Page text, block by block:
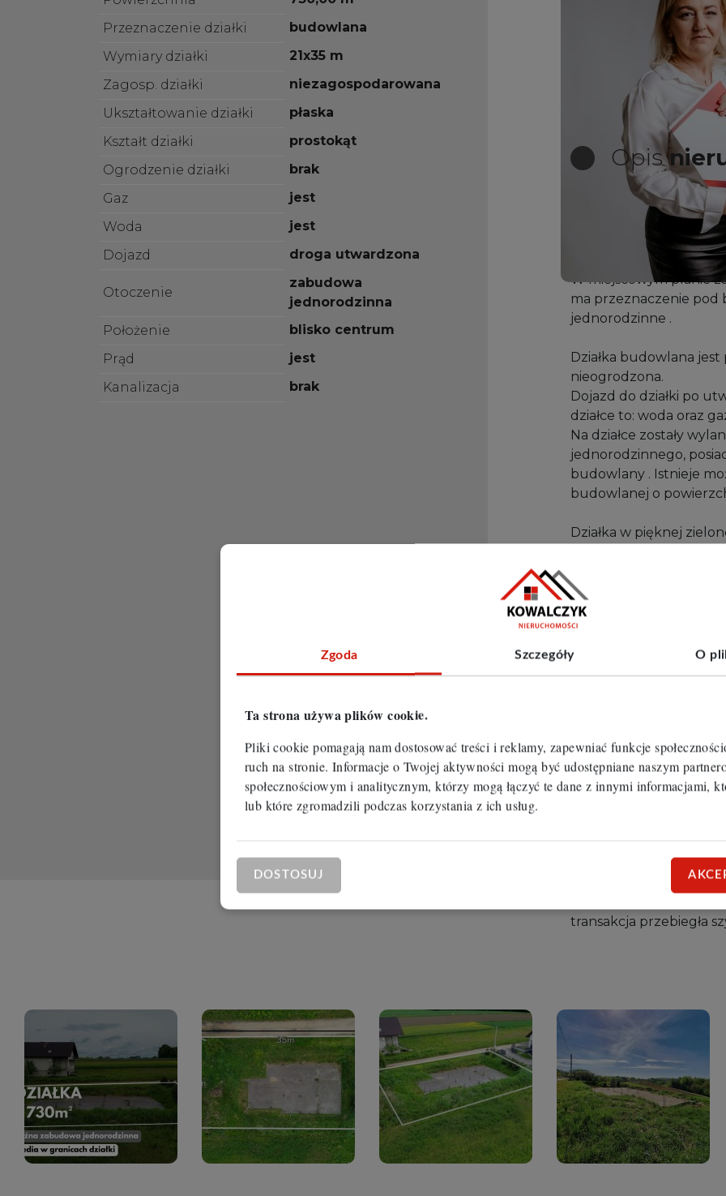
Zgoda Szczegóły O
Ta strona używa plików cookie.
Pliki cookie pomagają nam dostosować treści i reklamy, zapewniać funkcje
ruch na stronie. Informacje o Twojej aktywności mogą być udostępniane naszym
społecznościowym i analitycznym, którzy mogą łączyć te dane z innymi informacjami,
lub które zgromadzili podczas korzystania z ich usług.
DOSTOSUJ
Przeznaczenie działki
budowlana
Wymiary działki
21x35 m
Zagosp. działki
niezagospodarowana
Ukształtowanie działki
płaska
Kształt działki
prostokąt
Ogrodzenie działki
brak
Gaz
jest
Woda
jest
Dojazd
droga utwardzona
Otoczenie
zabudowa
jednorodzinna
Położenie
blisko centrum
Prąd
jest
Kanalizacja
brak
Opis
Przedmiotem
rozpoczętą budową
Powierzchnia działki
W miejscowym planie
ma przeznaczenie
jednorodzinne .
Działka budowlana jest
nieogrodzona.
Dojazd do działki po
działce to: woda oraz
Na działce zostały
jednorodzinnego,
budowlany . Istnieje
budowlanej o
Działka w pięknej
Położenie działki
Rybnika, Wodzisławia
Cena 149 000 złotych
Oraz do kontaktu
394 274 lub 690 058
udzieleniem kredytu
Przy procesie kupna
transakcja przebiegła